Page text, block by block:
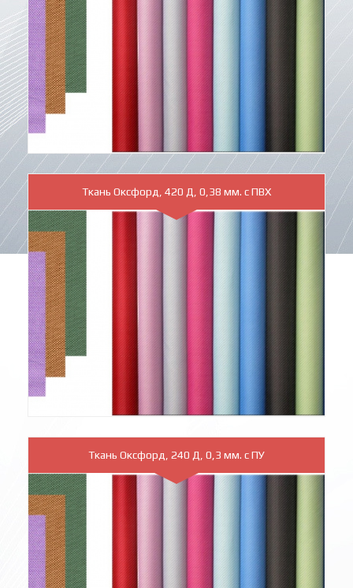
Ткань Оксфорд, 420 Д, 0,38 мм. с ПВХ
Ткань Оксфорд, 240 Д, 0,3 мм. с ПУ